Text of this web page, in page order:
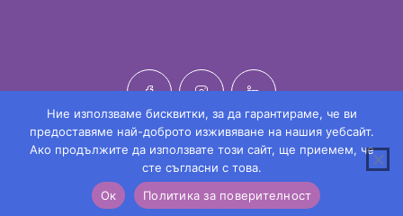
Кристиан Гълъбов
© 2022 БАС Пропъртис / BAS Properties 207109068. Всички
права запазени | Made byMonkoni Ltd
Ние използваме бисквитки, за да гарантираме, че ви
предоставяме най-доброто изживяване на нашия уебсайт.
Ако продължите да използвате този сайт, ще приемем, че
сте съгласни с това.
Ок
Политика за поверителност